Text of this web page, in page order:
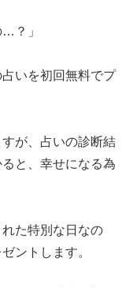
…？」
占いを初回無料でプ
が、占いの診断結
と、幸せになる為
た特別な日なの
ントします。